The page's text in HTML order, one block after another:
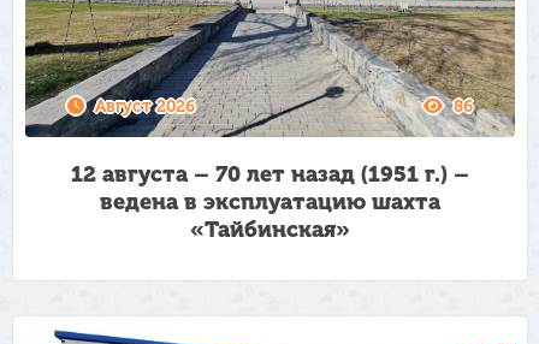
Август 2026 86
12 августа – 70 лет назад (1951 г.) –
ведена в эксплуатацию шахта
«Тайбинская»